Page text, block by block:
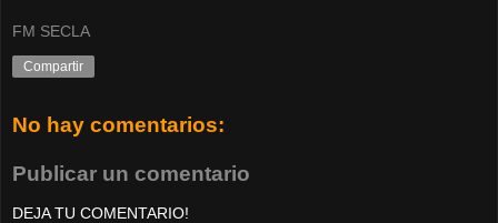
FM SECLA
Compartir
No hay comentarios:
Publicar un comentario
DEJA TU COMENTARIO!